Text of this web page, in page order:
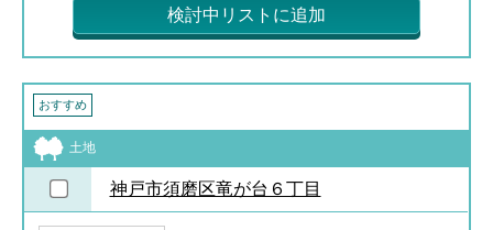
検討中リストに追加
おすすめ
土地
神戸市須磨区竜が台６丁目